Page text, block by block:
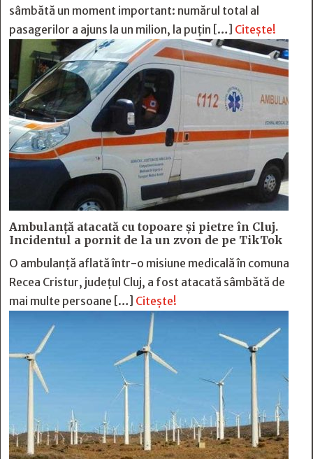
sâmbătă un moment important: numărul total al
pasagerilor a ajuns la un milion, la puțin […] Citește!
Ambulanță atacată cu topoare și pietre în Cluj.
Incidentul a pornit de la un zvon de pe TikTok
O ambulanță aflată într-o misiune medicală în comuna
Recea Cristur, județul Cluj, a fost atacată sâmbătă de
mai multe persoane […] Citește!